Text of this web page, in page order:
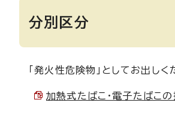
分別区分
「発火性危険物」としてお出しく
加熱式たばこ・電子たばこ